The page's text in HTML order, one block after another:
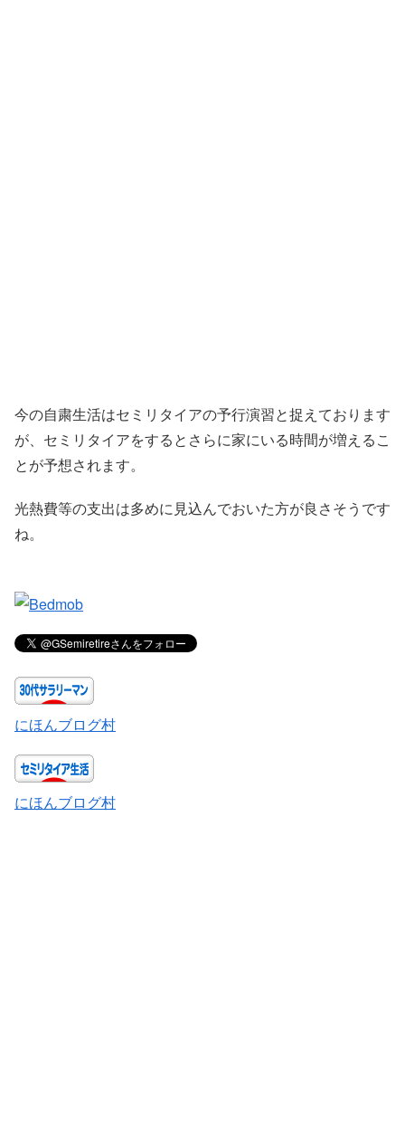
今の自粛生活はセミリタイアの予行演習と捉えております
が、セミリタイアをするとさらに家にいる時間が増えるこ
とが予想されます。
光熱費等の支出は多めに見込んでおいた方が良さそうです
ね。
にほんブログ村
にほんブログ村